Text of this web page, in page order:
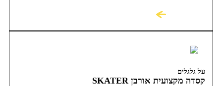
על גלגלים
קסדה מקצועית אורבן SKATER